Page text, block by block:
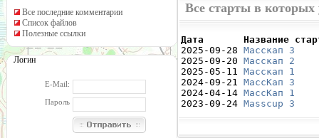
Все последние комментарии
Список файлов
Полезные ссылки
Логин
E-Mail:
Пароль
Все старты в
Дата       Название
2025-09-28 Масскап 3
2025-09-20 Масскап 2
2025-05-11 Масскап 1
2024-09-21 МассКап 3
2024-04-14 МассКап 1
2023-09-24 Masscup 3